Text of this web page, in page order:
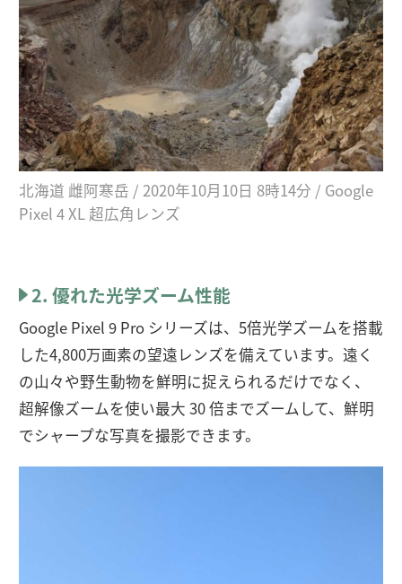
北海道 雌阿寒岳 / 2020年10月10日 8時14分 / Google
Pixel 4 XL 超広角レンズ
2. 優れた光学ズーム性能
Google Pixel 9 Pro シリーズは、5倍光学ズームを搭載
した4,800万画素の望遠レンズを備えています。遠く
の山々や野生動物を鮮明に捉えられるだけでなく、
超解像ズームを​使い最大 30 倍まで​ズームして、​鮮明
で​シャープな​写真を​撮影できます。